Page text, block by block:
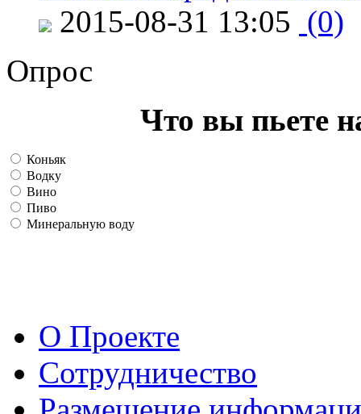
2015-08-31 13:05 (0)
Опрос
Что вы пьете
Коньяк
Водку
Вино
Пиво
Минеральную воду
О Проекте
Сотрудничество